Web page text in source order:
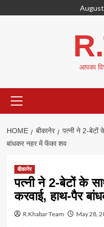
to
आपका
Menu
HOME बीकानेर
पत्नी ने 2-बेटों
बांधकर नहर में फेंका शव
बीकानेर
पत्नी ने 2-बेटों के
करवाई, हाथ-पैर
R.Khabar Team May 28,